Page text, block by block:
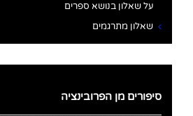
על שאלון בנושא ספרים
שאלון מתרגמים
סיפורים מן הפרובינציה